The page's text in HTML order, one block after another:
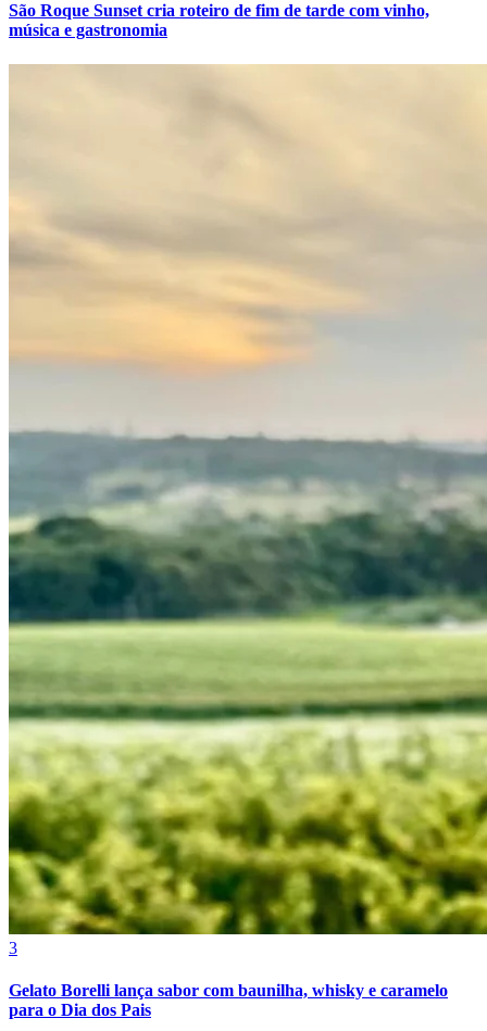
Fortaleza
São Roque Sunset cria roteiro de fim de tarde com vinho,
música e gastronomia
3
Gelato Borelli lança sabor com baunilha, whisky e caramelo
para o Dia dos Pais